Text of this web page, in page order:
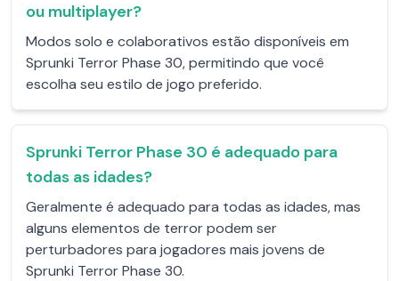
ou multiplayer?
Modos solo e colaborativos estão disponíveis em
Sprunki Terror Phase 30, permitindo que você
escolha seu estilo de jogo preferido.
Sprunki Terror Phase 30 é adequado para
todas as idades?
Geralmente é adequado para todas as idades, mas
alguns elementos de terror podem ser
perturbadores para jogadores mais jovens de
Sprunki Terror Phase 30.